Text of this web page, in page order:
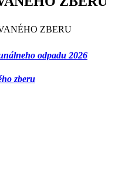
odpadu 2026
zberu